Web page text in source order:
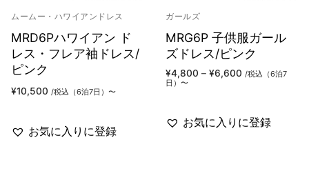
ムームー・ハワイアンドレス
MRD6Pハワイアン ド
レス・フレア袖ドレス/
ピンク
¥10,500 /税込（6泊7日）〜
お気に入りに登録
ガールズ
MRG6P 子供服ガール
ズドレス/ピンク
¥4,800 – ¥6,600 価
格
¥6,600
/税込（6泊7
日）〜
お気に入りに登録